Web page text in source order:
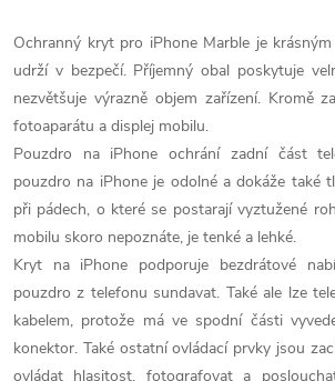
Ochranný kryt pro iPhone Marble je
udrží v bezpečí. Příjemný obal poskytuje
nezvětšuje výrazně objem zařízení. Kromě
fotoaparátu a displej mobilu.
Pouzdro na iPhone ochrání zadní část
pouzdro na iPhone je odolné a dokáže také
při pádech, o které se postarají vyztužené
mobilu skoro nepoznáte, je tenké a lehké.
Kryt na iPhone podporuje bezdrátové
pouzdro z telefonu sundavat. Také ale lze
kabelem, protože má ve spodní části
konektor. Také ostatní ovládací prvky jsou
ovládat hlasitost, fotografovat a